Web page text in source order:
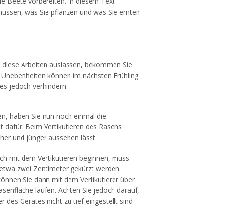
was Sie pflanzen und was Sie ernten
Arbeiten auslassen, bekommen Sie
können im nächsten Frühling
jedoch verhindern.
haben Sie nun noch einmal die
dafür. Beim Vertikutieren des Rasens
und jünger aussehen lässt.
mit dem Vertikutieren beginnen, muss
zwei Zentimeter gekürzt werden.
Sie dann mit dem Vertikutierer über
laufen. Achten Sie jedoch darauf,
des Gerätes nicht zu tief eingestellt sind